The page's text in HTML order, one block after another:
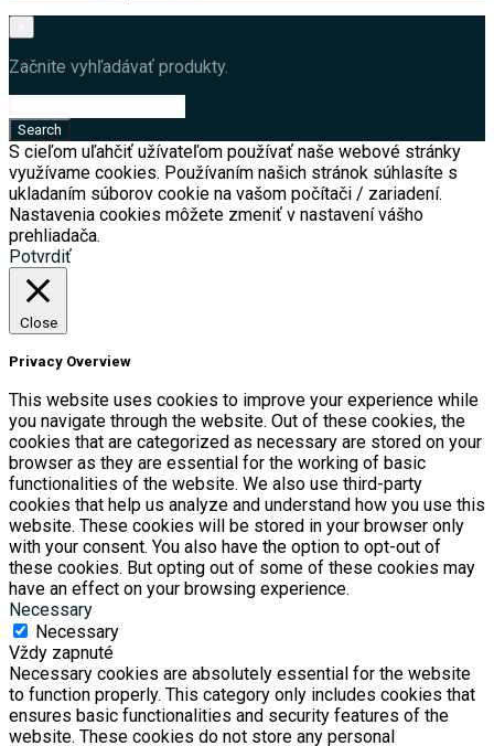
Začnite vyhľadávať produkty.
S cieľom uľahčiť užívateľom používať naše webové stránky
využívame cookies. Používaním našich stránok súhlasíte s
ukladaním súborov cookie na vašom počítači / zariadení.
Nastavenia cookies môžete zmeniť v nastavení vášho
prehliadača.
Potvrdiť
Close
Privacy Overview
This website uses cookies to improve your experience while
you navigate through the website. Out of these cookies, the
cookies that are categorized as necessary are stored on your
browser as they are essential for the working of basic
functionalities of the website. We also use third-party
cookies that help us analyze and understand how you use this
website. These cookies will be stored in your browser only
with your consent. You also have the option to opt-out of
these cookies. But opting out of some of these cookies may
have an effect on your browsing experience.
Necessary
Necessary
Vždy zapnuté
Necessary cookies are absolutely essential for the website
to function properly. This category only includes cookies that
ensures basic functionalities and security features of the
website. These cookies do not store any personal